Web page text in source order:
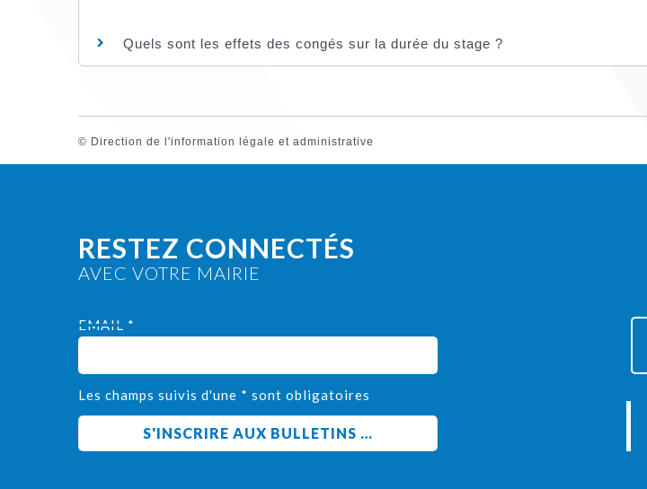
Quels sont les effets des congés sur la durée du stage ?
© Direction de l'information légale et administrative
RESTEZ CONNECTÉS
AVEC VOTRE MAIRIE
EMAIL *
Les champs suivis d'une * sont obligatoires